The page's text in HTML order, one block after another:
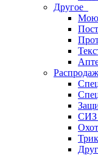
Другое
СИЗ